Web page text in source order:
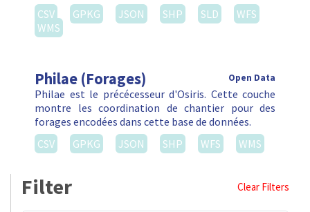
CSV
GPKG JSON SHP SLD
WFS
WMS
Philae (Forages) Open Data
Philae est le précécesseur d'Osiris. Cette couche
montre les coordination de chantier pour des
forages encodées dans cette base de données.
CSV
GPKG JSON SHP WFS WMS
Filter Clear Filters